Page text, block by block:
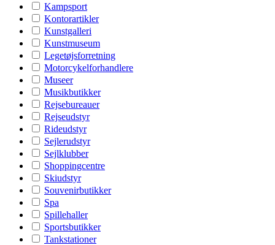
Kampsport
Kontorartikler
Kunstgalleri
Kunstmuseum
Legetøjsforretning
Motorcykelforhandlere
Museer
Musikbutikker
Rejsebureauer
Rejseudstyr
Rideudstyr
Sejlerudstyr
Sejlklubber
Shoppingcentre
Skiudstyr
Souvenirbutikker
Spa
Spillehaller
Sportsbutikker
Tankstationer